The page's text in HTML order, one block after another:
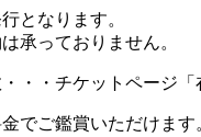
となります。
承っておりません。
・・チケットページ
でご鑑賞いただけます